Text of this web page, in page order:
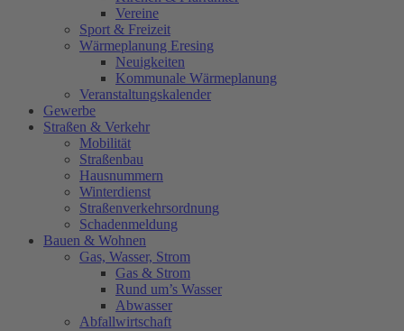
Vereine
Sport & Freizeit
Wärmeplanung Eresing
Neuigkeiten
Kommunale Wärmeplanung
Veranstaltungskalender
Gewerbe
Straßen & Verkehr
Mobilität
Straßenbau
Hausnummern
Winterdienst
Straßenverkehrsordnung
Schadenmeldung
Bauen & Wohnen
Gas, Wasser, Strom
Gas & Strom
Rund um’s Wasser
Abwasser
Abfallwirtschaft